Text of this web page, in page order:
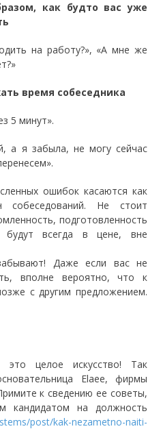
как будто вас уже
на работу?», «А мне же
время собеседника
5 минут».
а я забыла, не могу сейчас
ошибок касаются как
Не стоит
подготовленность
будут всегда в цене, вне
Даже если вас не
вполне вероятно, что к
с другим предложением.
целое искусство! Так
Elaee, фирмы
к сведению ее советы,
кандидатом на должность
post/kak-nezametno-naiti-